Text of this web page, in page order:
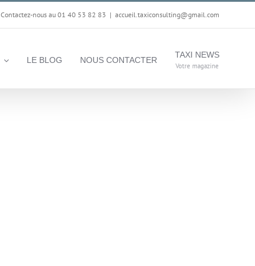
Contactez-nous au 01 40 53 82 83 | accueil.taxiconsulting@gmail.com
LE BLOG NOUS CONTACTER
TAXI NEWS
Votre magazine